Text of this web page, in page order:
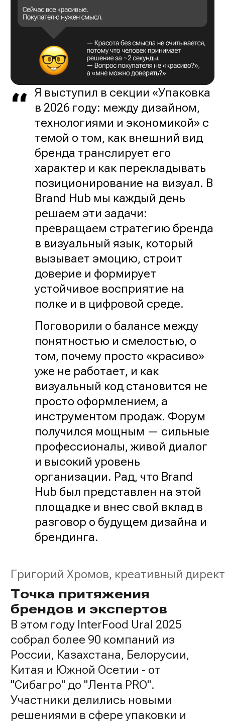
Я выступил в секции «Упаковка
в 2026 году: между дизайном,
технологиями и экономикой» с
темой о том, как внешний вид
бренда транслирует его
характер и как перекладывать
позиционирование на визуал. В
Brand Hub мы каждый день
решаем эти задачи:
превращаем стратегию бренда
в визуальный язык, который
вызывает эмоцию, строит
доверие и формирует
устойчивое восприятие на
полке и в цифровой среде.
Поговорили о балансе между
понятностью и смелостью, о
том, почему просто «красиво»
уже не работает, и как
визуальный код становится не
просто оформлением, а
инструментом продаж. Форум
получился мощным — сильные
профессионалы, живой диалог
и высокий уровень
организации. Рад, что Brand
Hub был представлен на этой
площадке и внес свой вклад в
разговор о будущем дизайна и
брендинга.
Григорий Хромов, креативный
Точка притяжения
брендов и экспертов
В этом году InterFood Ural 2025
собрал более 90 компаний из
России, Казахстана, Белорусии,
Китая и Южной Осетии - от
"Сибагро" до "Лента PRO".
Участники делились новыми
решениями в сфере упаковки и